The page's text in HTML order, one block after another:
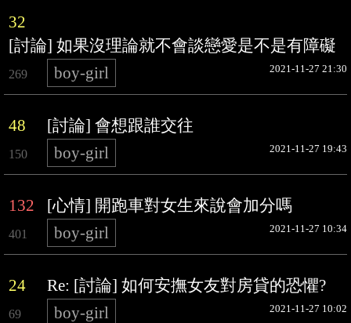
32
[討論] 如果沒理論就不會談戀愛是不是有障礙
269 boy-girl 2021-11-27 21:30
48 [討論] 會想跟誰交往
150 boy-girl 2021-11-27 19:43
132 [心情] 開跑車對女生來說會加分嗎
401 boy-girl 2021-11-27 10:34
24 Re: [討論] 如何安撫女友對房貸的恐懼?
69 boy-girl 2021-11-27 10:02